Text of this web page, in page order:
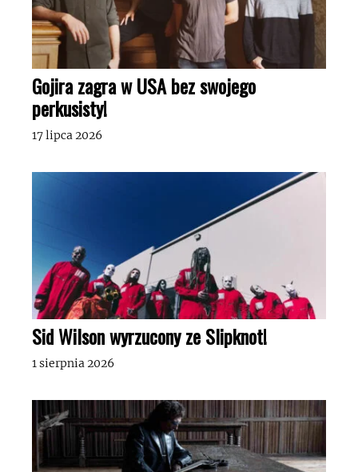
Gojira zagra w USA bez swojego
perkusisty!
17 lipca 2026
Sid Wilson wyrzucony ze Slipknot!
1 sierpnia 2026